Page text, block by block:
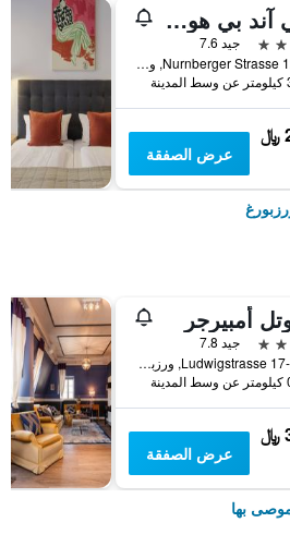
بي آند بي هوتوتل ويرزبورج أوست
جيد 7.6
Nurnberger Strasse 129, ورزبورغ, بافاريا, ألمانيا
عرض الصفقة
أمبيرجر
جيد 7.8
Ludwigstrasse 17-19, ورزبورغ, بافاريا, ألمانيا
عرض الصفقة
بها